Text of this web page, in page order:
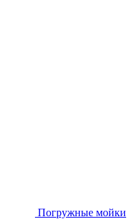
Погружные мойки